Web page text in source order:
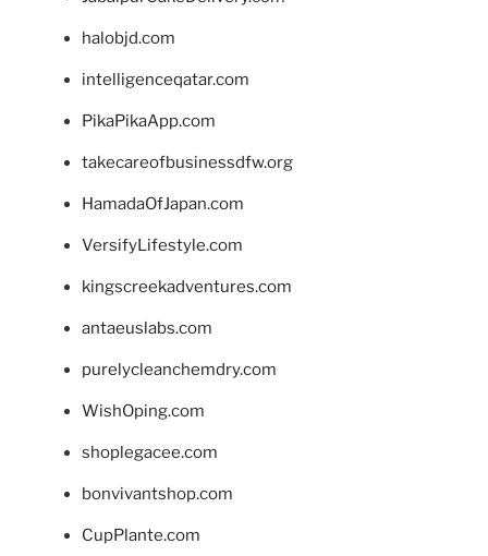
halobjd.com
intelligenceqatar.com
PikaPikaApp.com
takecareofbusinessdfw.org
HamadaOfJapan.com
VersifyLifestyle.com
kingscreekadventures.com
antaeuslabs.com
purelycleanchemdry.com
WishOping.com
shoplegacee.com
bonvivantshop.com
CupPlante.com